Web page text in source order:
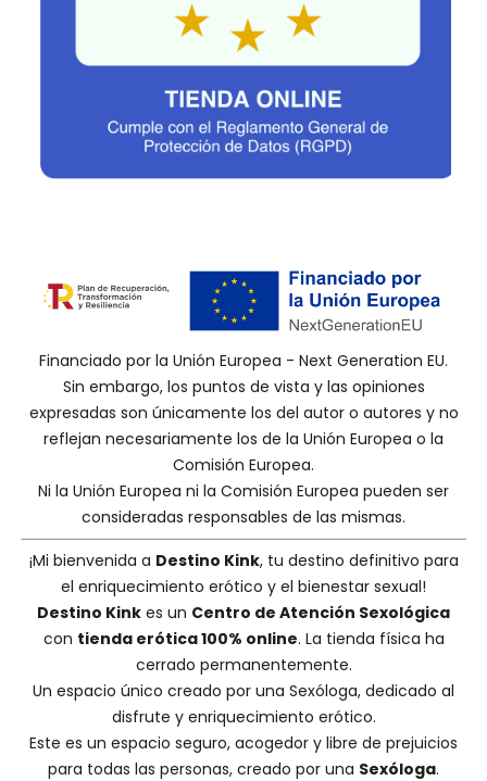
Financiado por la Unión Europea - Next Generation EU.
Sin embargo, los puntos de vista y las opiniones
expresadas son únicamente los del autor o autores y no
reflejan necesariamente los de la Unión Europea o la
Comisión Europea.
Ni la Unión Europea ni la Comisión Europea pueden ser
consideradas responsables de las mismas.
¡Mi bienvenida a Destino Kink, tu destino definitivo para
el enriquecimiento erótico y el bienestar sexual!
Destino Kink es un Centro de Atención Sexológica
con tienda erótica 100% online. La tienda física ha
cerrado permanentemente.
Un espacio único creado por una Sexóloga, dedicado al
disfrute y enriquecimiento erótico.
Este es un espacio seguro, acogedor y libre de prejuicios
para todas las personas, creado por una Sexóloga.